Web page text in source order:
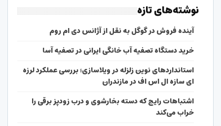
نوشته‌های تازه
آینده فروش در گوگل به نقل از آژانس دی ام روم
خرید دستگاه تصفیه آب خانگی ایرانی در تصفیه آسا
استانداردهای نوین زلزله در ویلاسازی؛ بررسی عملکرد لرزه
ای سازه ال اس اف در مازندران
اشتباهات رایج که دسته بخارشوی و درب زودپز برقی را
خراب می‌کند